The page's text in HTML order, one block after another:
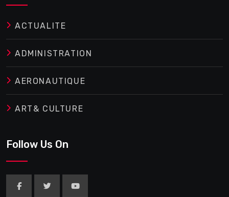
ACTUALITE
ADMINISTRATION
AERONAUTIQUE
ART& CULTURE
Follow Us On